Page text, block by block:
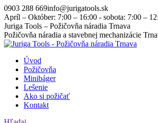
Skip
to
content
0903 288 669info@jurigatools.sk
Apríl – Október: 7:00 – 16:00 - sobota: 7:00 –
Facebook
page
opens
new
window
Instagram
page
opens
new
window
Juriga Tools – Požičovňa náradia Trnava
Požičovňa náradia a stavebnej mechanizácie
Úvod
Požičovňa
Minibáger
Lešenie
Ako si požičať
Kontakt
Search: